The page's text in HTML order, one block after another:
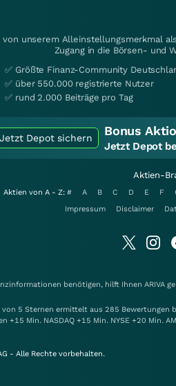
von unserem Alleinstellungsmerkmal
Zugang in die Börsen- und
✅ Größte Finanz-Community
✅ über 550.000 registrierte Nutzer
✅ rund 2.000 Beiträge pro Tag
Jetzt Depot sichern Bonus
Jetzt Depot
Aktien-
Aktien von A - Z: # A B C D E F
Impressum
Disclaimer
benötigen, hilft Ihnen ARIVA
5 Sternen ermittelt aus 285 Bewertungen
+15 Min. NASDAQ +15 Min. NYSE +20 Min.
- Alle Rechte vorbehalten.